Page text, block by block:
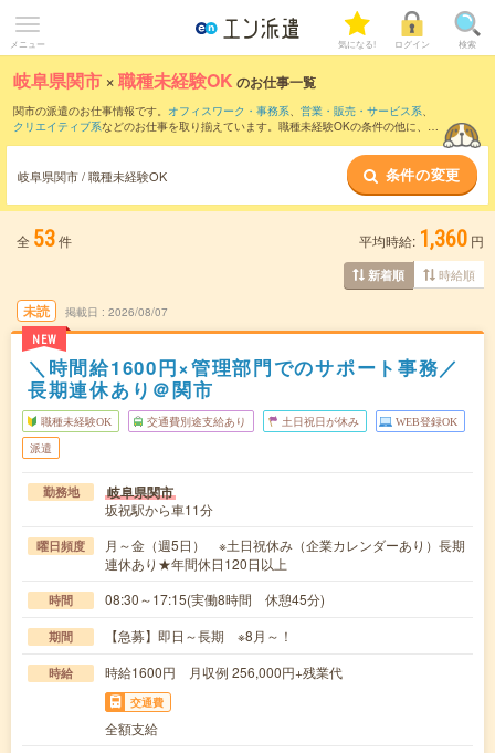
メニュー 気になる! ログイン 検索
岐阜県関市 ×職種未経験OK のお仕事一覧
関市の派遣のお仕事情報です。 オフィスワーク・事務系、 営業・販売・サービス系、
クリエイティブ系などのお仕事を取り揃えています。職種未経験OKの条件の他に、 交
岐阜県関市 / 職種未経験OK 条件の変更
全 53件 平均時給: 1,360 円
新着順 時給順
未読
NEW
掲載日 2026/08/07
＼時間給1600円×管理部門でのサポート事務／
長期連休あり＠関市
職種未経験OK 交通費別途支給あり 土日祝日が休み WEB登録OK
派遣
勤務地 岐阜県関市
坂祝駅から車11分
曜日頻度
月～金（週5日） ※土日祝休み（企業カレンダーあり）長期
連休あり★年間休日120日以上
時間 08:30～17:15(実働8時間 休憩45分)
期間 【急募】即日～長期 ※8月～！
時給 時給1600円 月収例 256,000円+残業代
交通費
全額支給